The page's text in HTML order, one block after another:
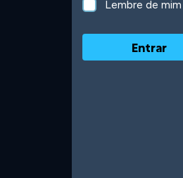
Lembre de mim